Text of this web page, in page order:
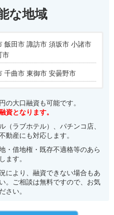
な地域
飯田市 諏訪市 須坂市 小諸市
市
千曲市 東御市 安曇野市
の大口融資も可能です。
資となります。
（ラブホテル）、パチンコ店、
動産にも対応します。
・借地権・既存不適格等のあら
ます。
により、融資できない場合もあ
。ご相談は無料ですので、お気
さい。